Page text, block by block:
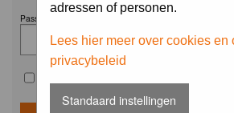
adressen of personen.
Lees hier meer over cookies en
privacybeleid
Standaard instellingen
Password: